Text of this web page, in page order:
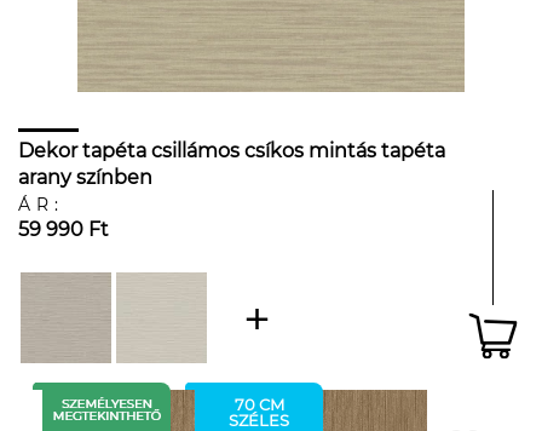
Dekor tapéta csillámos csíkos mintás tapéta
arany színben
ÁR:
59 990 Ft
70 CM
SZÉLES